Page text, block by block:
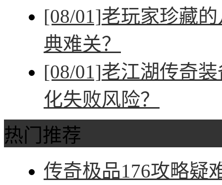
[08/01]老玩家珍藏
典难关？
[08/01]老江湖传奇
化失败风险？
热门推荐
传奇极品176攻略疑